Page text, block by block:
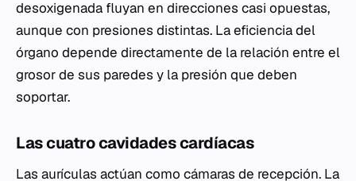
desoxigenada fluyan en direcciones casi opuestas,
aunque con presiones distintas. La eficiencia del
órgano depende directamente de la relación entre el
grosor de sus paredes y la presión que deben
soportar.
Las cuatro cavidades cardíacas
Las aurículas actúan como cámaras de recepción. La